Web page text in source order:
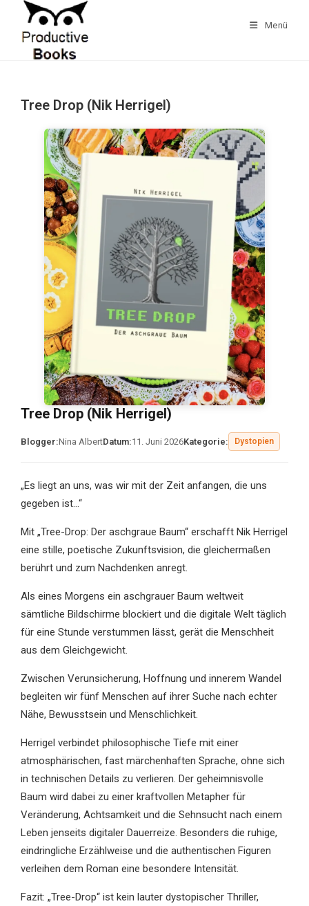
springen
Menü
Tree Drop (Nik Herrigel)
Tree Drop (Nik Herrigel)
Blogger:Nina AlbertDatum:11. Juni 2026Kategorie: Dystopien
„Es liegt an uns, was wir mit der Zeit anfangen, die uns
gegeben ist…“
Mit „Tree-Drop: Der aschgraue Baum“ erschafft Nik Herrigel
eine stille, poetische Zukunftsvision, die gleichermaßen
berührt und zum Nachdenken anregt.
Als eines Morgens ein aschgrauer Baum weltweit
sämtliche Bildschirme blockiert und die digitale Welt täglich
für eine Stunde verstummen lässt, gerät die Menschheit
aus dem Gleichgewicht.
Zwischen Verunsicherung, Hoffnung und innerem Wandel
begleiten wir fünf Menschen auf ihrer Suche nach echter
Nähe, Bewusstsein und Menschlichkeit.
Herrigel verbindet philosophische Tiefe mit einer
atmosphärischen, fast märchenhaften Sprache, ohne sich
in technischen Details zu verlieren. Der geheimnisvolle
Baum wird dabei zu einer kraftvollen Metapher für
Veränderung, Achtsamkeit und die Sehnsucht nach einem
Leben jenseits digitaler Dauerreize. Besonders die ruhige,
eindringliche Erzählweise und die authentischen Figuren
verleihen dem Roman eine besondere Intensität.
Fazit: „Tree-Drop“ ist kein lauter dystopischer Thriller,